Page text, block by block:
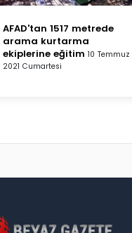
AFAD'tan 1517 metrede
arama kurtarma
ekiplerine eğitim 10 Temmuz
2021 Cumartesi